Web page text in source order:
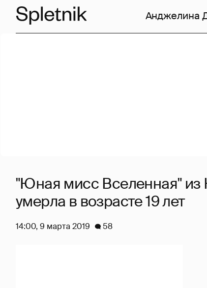
Анджелина
"Юная мисс Вселенная" из
умерла в возрасте 19 лет
14:00, 9 марта 2019 58